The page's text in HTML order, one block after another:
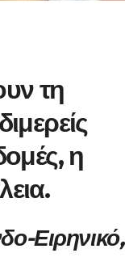
τη
η
Ειρηνικό,